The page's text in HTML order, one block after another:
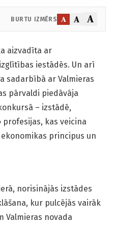
BURTU IZMĒRS A A A
aizvadīta ar
iestādēs. Un arī
sadarbībā ar Valmieras
pārvaldi piedāvāja
– izstādē,
kas veicina
principus un
norisinājās izstādes
kur pulcējās vairāk
Valmieras novada